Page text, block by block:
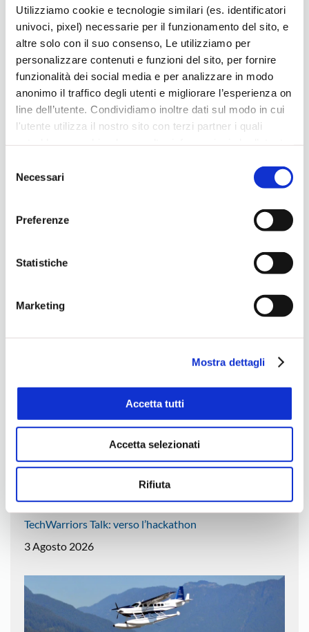
Utilizziamo cookie e tecnologie similari (es. identificatori
univoci, pixel) necessarie per il funzionamento del sito, e
altre solo con il suo consenso, Le utilizziamo per
personalizzare contenuti e funzioni del sito, per fornire
funzionalità dei social media e per analizzare in modo
anonimo il traffico degli utenti e migliorare l’esperienza on
line dell’utente. Condividiamo inoltre dati sul modo in cui
l'utente utilizza il nostro sito con terzi partner i quali
loro servizi, per finalità pubblicitarie creando elenchi di
segmenti di pubblico per fornire annunci sui social media
comportamenti degli utenti. Lei può dare, rifiutare o
a tutti i cookie di una certa categoria, o ad alcuni di essi,
Accetta selezionatio
informazioni sulle tipologie di cookies che vengono usati
ns. Cookie Policy.
delNecessari
Preferenze
Statistiche
Marketing
Mostra dettagli
Accetta tutti
Accetta selezionati
Rifiuta
Confederazioni i relativi Protocolli.
Ultime news
Artigianato multietnico a Vicenza
TechWarriors Talk: verso l’hackathon
3 Agosto 2026